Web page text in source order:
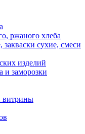
ржаного хлеба
сухие, смеси
изделий
и заморозки
витрины